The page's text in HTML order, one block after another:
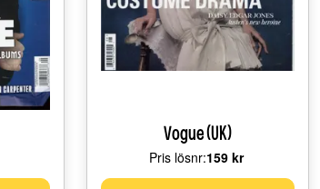
Vogue (UK)
Pris lösnr:Price:
159 kr